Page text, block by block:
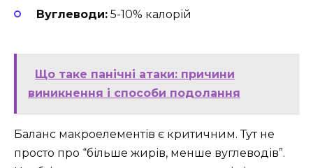
Вуглеводи: 5-10% калорій
Що таке панічні атаки: причини
виникнення і способи подолання
Баланс макроелементів є критичним. Тут не
просто про “більше жирів, менше вуглеводів”.